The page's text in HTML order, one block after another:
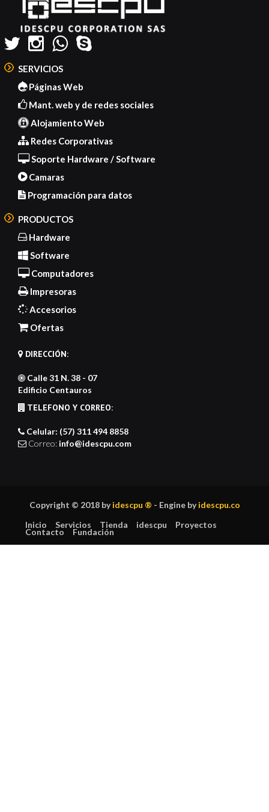
SERVICIOS
Páginas Web
Mant. web y de redes sociales
Alojamiento Web
Redes Corporativas
Soporte Hardware / Software
Camaras
Programación para datos
PRODUCTOS
Hardware
Software
Computadores
Impresoras
Accesorios
Ofertas
DIRECCIÓN:
Calle 31 N. 38 - 07
Edificio Centauros
TELEFONO Y CORREO:
Celular: (57) 311 494 8858
Correo: info@idescpu.com
Copyright © 2018 byidescpu ® - Engine byidescpu.co
Inicio
Servicios Tienda idescpu Proyectos
Contacto Fundación